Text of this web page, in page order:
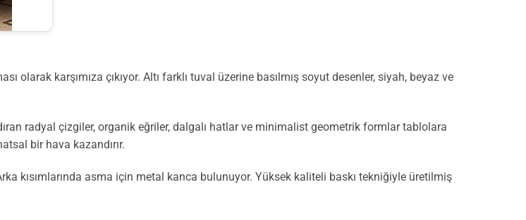
olarak karşımıza çıkıyor. Altı farklı tuval üzerine basılmış soyut desenler, siyah, beyaz ve
radyal çizgiler, organik eğriler, dalgalı hatlar ve minimalist geometrik formlar tablolara
bir hava kazandırır.
kısımlarında asma için metal kanca bulunuyor. Yüksek kaliteli baskı tekniğiyle üretilmiş